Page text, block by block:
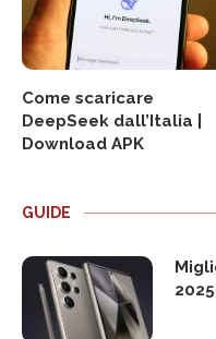
Come scaricare
DeepSeek dall’Italia |
Download APK
GUIDE